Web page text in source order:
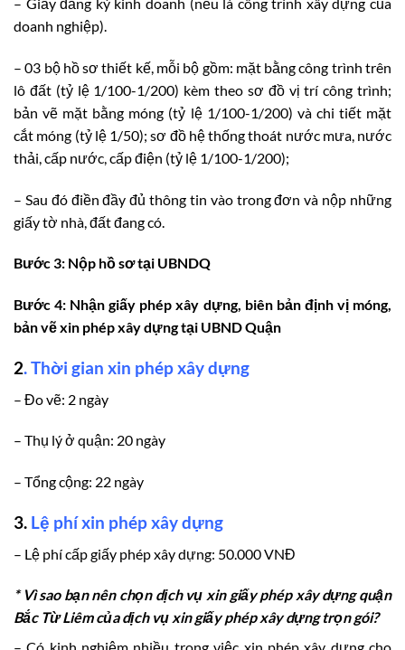
doanh nghiệp).
– 03 bộ hồ sơ thiết kế, mỗi bộ gồm: mặt bằng công trình trên
lô đất (tỷ lệ 1/100-1/200) kèm theo sơ đồ vị trí công trình;
bản vẽ mặt bằng móng (tỷ lệ 1/100-1/200) và chi tiết mặt
cắt móng (tỷ lệ 1/50); sơ đồ hệ thống thoát nước mưa, nước
thải, cấp nước, cấp điện (tỷ lệ 1/100-1/200);
– Sau đó điền đầy đủ thông tin vào trong đơn và nộp những
giấy tờ nhà, đất đang có.
Bước 3: Nộp hồ sơ tại UBNDQ
Bước 4: Nhận giấy phép xây dựng, biên bản định vị móng,
bản vẽ xin phép xây dựng tại UBND Quận
2.Thời gian xin phép xây dựng
– Đo vẽ: 2 ngày
– Thụ lý ở quận: 20 ngày
– Tổng cộng: 22 ngày
3. Lệ phí xin phép xây dựng
– Lệ phí cấp giấy phép xây dựng: 50.000 VNĐ
* Vì sao bạn nên chọn dịch vụ xin giấy phép xây dựng quận
Bắc Từ Liêm của dịch vụ xin giấy phép xây dựng trọn gói?